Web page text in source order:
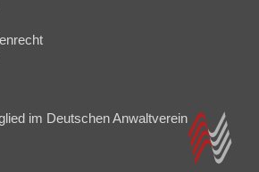
im Deutschen Anwaltverein